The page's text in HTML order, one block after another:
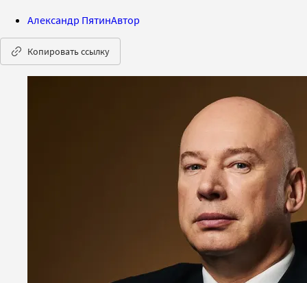
Александр ПятинАвтор
Копировать ссылку